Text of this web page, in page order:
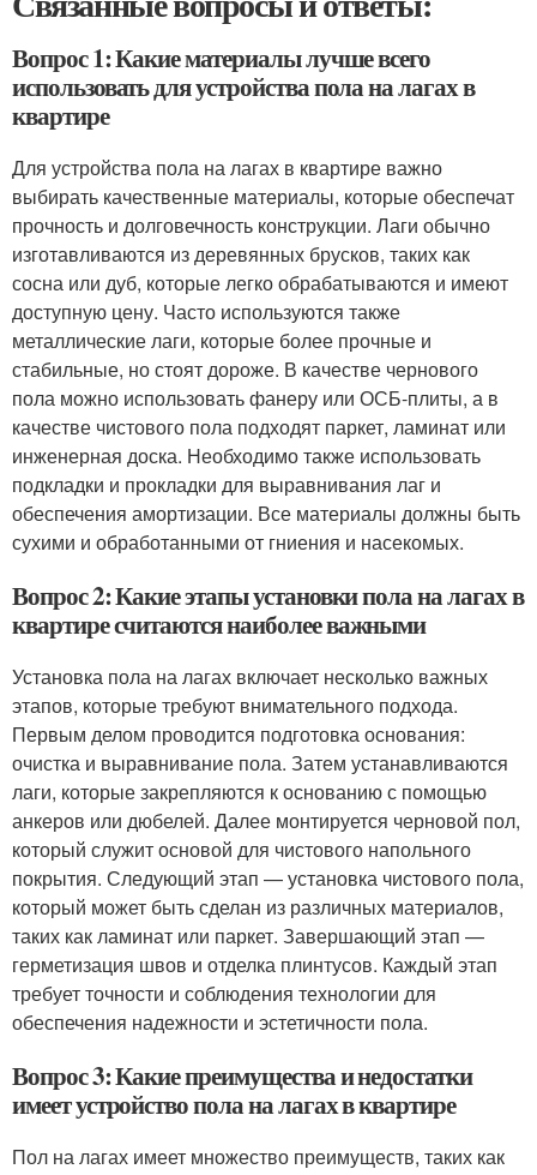
Вопрос 1: Какие материалы лучше всего
использовать для устройства пола на лагах в
квартире
Для устройства пола на лагах в квартире важно
выбирать качественные материалы, которые обеспечат
прочность и долговечность конструкции. Лаги обычно
изготавливаются из деревянных брусков, таких как
сосна или дуб, которые легко обрабатываются и имеют
доступную цену. Часто используются также
металлические лаги, которые более прочные и
стабильные, но стоят дороже. В качестве чернового
пола можно использовать фанеру или ОСБ-плиты, а в
качестве чистового пола подходят паркет, ламинат или
инженерная доска. Необходимо также использовать
подкладки и прокладки для выравнивания лаг и
обеспечения амортизации. Все материалы должны быть
сухими и обработанными от гниения и насекомых.
Вопрос 2: Какие этапы установки пола на лагах в
квартире считаются наиболее важными
Установка пола на лагах включает несколько важных
этапов, которые требуют внимательного подхода.
Первым делом проводится подготовка основания:
очистка и выравнивание пола. Затем устанавливаются
лаги, которые закрепляются к основанию с помощью
анкеров или дюбелей. Далее монтируется черновой пол,
который служит основой для чистового напольного
покрытия. Следующий этап — установка чистового пола,
который может быть сделан из различных материалов,
таких как ламинат или паркет. Завершающий этап —
герметизация швов и отделка плинтусов. Каждый этап
требует точности и соблюдения технологии для
обеспечения надежности и эстетичности пола.
Вопрос 3: Какие преимущества и недостатки
имеет устройство пола на лагах в квартире
Пол на лагах имеет множество преимуществ, таких как